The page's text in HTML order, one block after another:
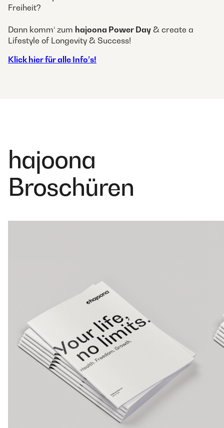
Freiheit?
Dann komm‘ zum hajoona Power Day & create a
Lifestyle of Longevity & Success!
Klick hier für alle Info’s!
hajoona
Broschüren